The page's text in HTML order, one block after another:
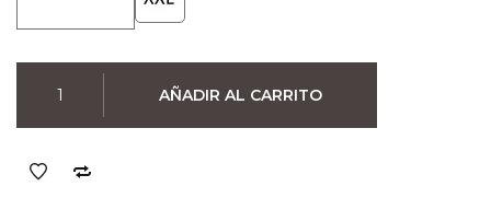
Styles
(Negro)
AÑADIR AL CARRITO